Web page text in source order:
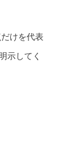
けを代表
示してく